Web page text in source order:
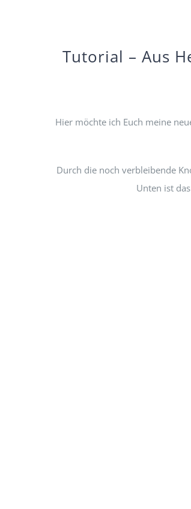
Tutorial – Aus
Hier möchte ich Euch meine
Durch die noch verbleibende
Unten ist